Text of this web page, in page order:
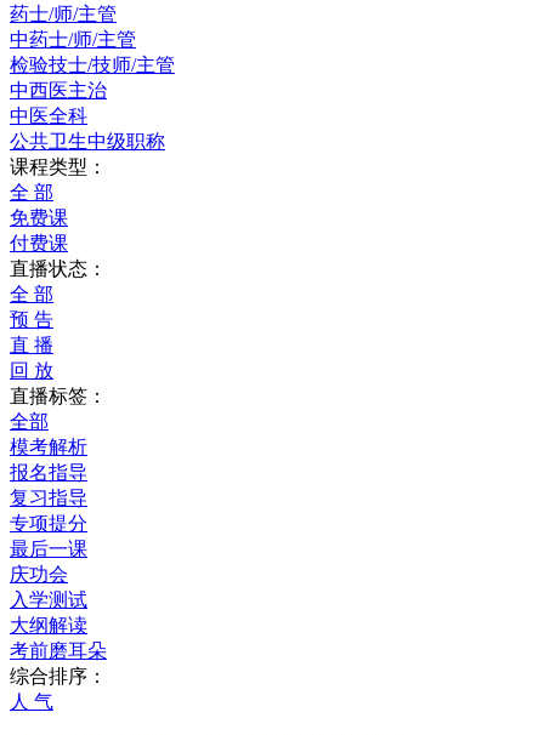
药士/师/主管
中药士/师/主管
检验技士/技师/主管
中西医主治
中医全科
公共卫生中级职称
课程类型：
全 部
免费课
付费课
直播状态：
全 部
预 告
直 播
回 放
直播标签：
全部
模考解析
报名指导
复习指导
专项提分
最后一课
庆功会
入学测试
大纲解读
考前磨耳朵
综合排序：
人 气